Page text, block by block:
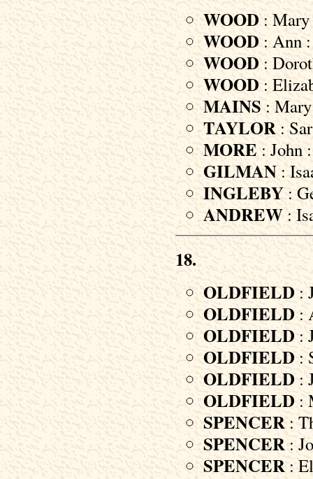
WOOD :
WOOD : Ann
WOOD :
WOOD :
MAINS :
TAYLOR :
MORE : John
GILMAN :
INGLEBY :
ANDREW :
18.
OLDFIELD :
OLDFIELD :
OLDFIELD :
OLDFIELD :
OLDFIELD :
OLDFIELD :
SPENCER :
SPENCER :
SPENCER :